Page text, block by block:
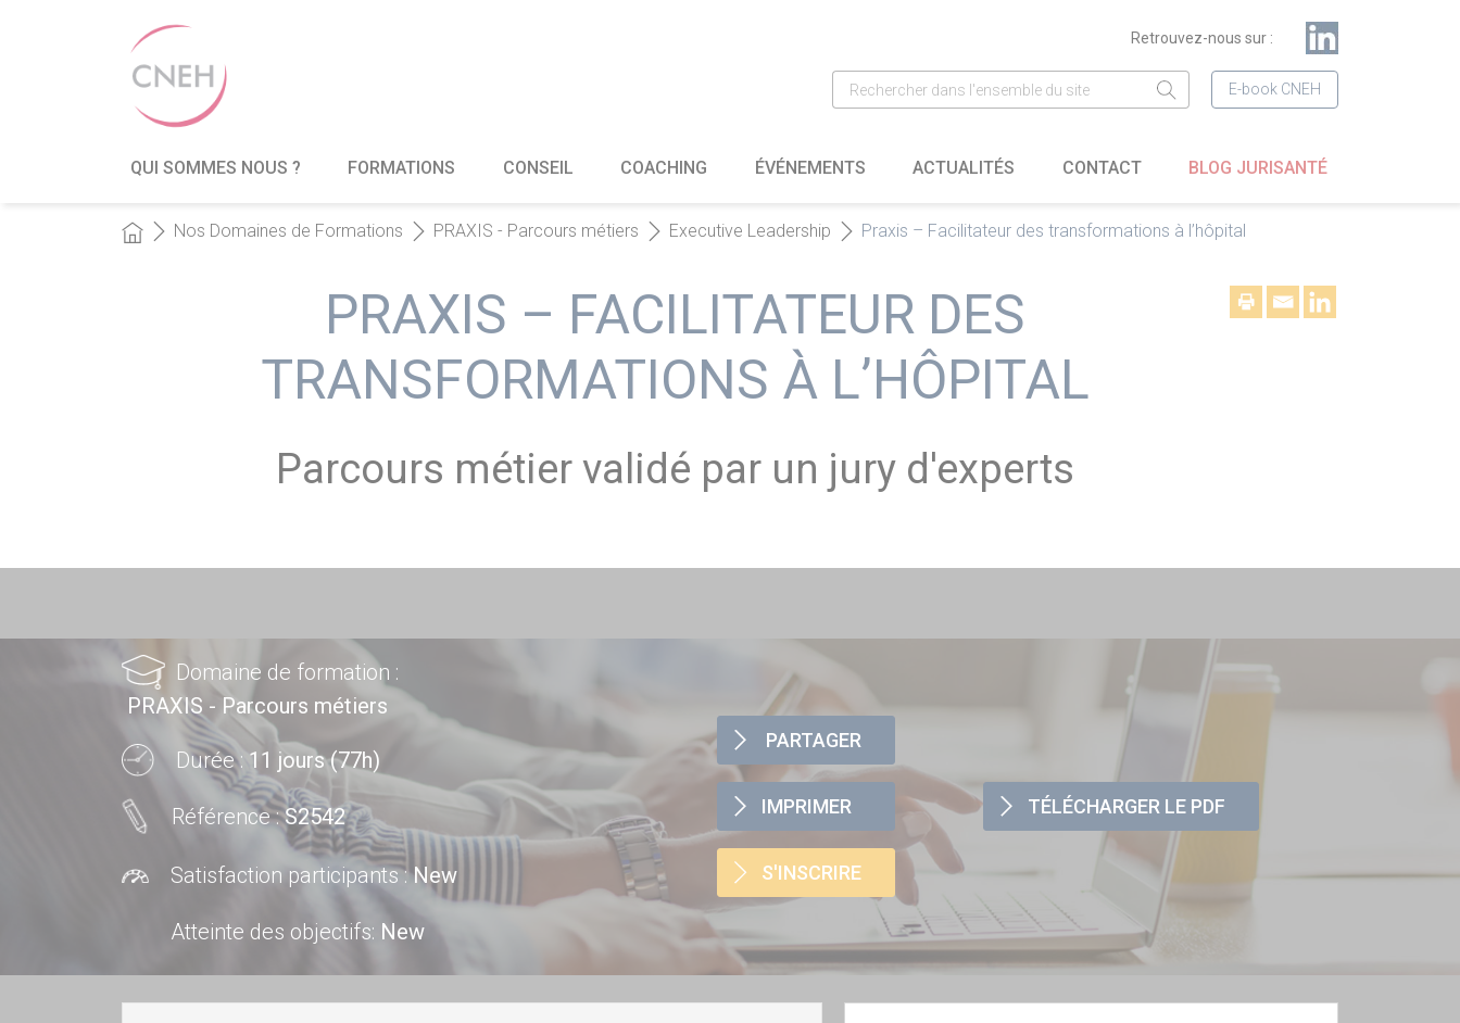
Retrouvez-nous sur :
E-book CNEH
QUI SOMMES NOUS ? FORMATIONS CONSEIL COACHING ÉVÉNEMENTS ACTUALITÉS CONTACT BLOG JURISANTÉ
Nos Domaines de Formations PRAXIS - Parcours métiers Executive Leadership Praxis – Facilitateur des transformations à l’hôpital
PRAXIS – FACILITATEUR DES
TRANSFORMATIONS À L’HÔPITAL
Parcours métier validé par un jury d'experts
Domaine de formation :
PRAXIS - Parcours métiers
Durée : 11 jours (77h)
Référence : S2542
Satisfaction participants : New
Atteinte des objectifs: New
PARTAGER
IMPRIMER
S'INSCRIRE
TÉLÉCHARGER LE PDF